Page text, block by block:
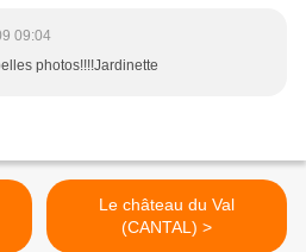
09:04
photos!!!!Jardinette
Le château du Val
(CANTAL) >